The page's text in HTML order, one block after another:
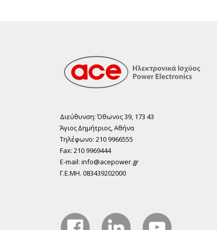
Διεύθυνση: Όθωνος 39, 173 43
Άγιος ∆ηµήτριος, Αθήνα
Τηλέφωνο: 210 9966555
Fax: 210 9969444
E-mail: info@acepower.gr
Γ.Ε.ΜΗ. 083439202000